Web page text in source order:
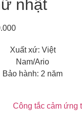
nhật
Xuất xứ: Việt
Nam/Ario
Bảo hành: 2 năm